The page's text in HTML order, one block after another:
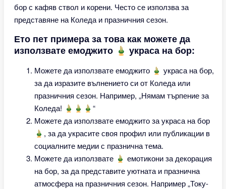
бор с кафяв ствол и корени. Често се използва за
представяне на Коледа и празничния сезон.
Ето пет примера за това как можете да
използвате емоджито 🎍 украса на бор:
Можете да използвате емоджито 🎍 украса на бор,
за да изразите вълнението си от Коледа или
празничния сезон. Например, „Нямам търпение за
Коледа! 🎍🎍🎍“
Можете да използвате емоджито за украса на бор
🎍, за да украсите своя профил или публикации в
социалните медии с празнична тема.
Можете да използвате 🎍 емотикони за декорация
на бор, за да представите уютната и празнична
атмосфера на празничния сезон. Например „Току-